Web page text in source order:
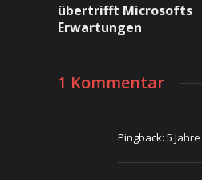
übertrifft Microsofts
Erwartungen
1 Kommentar
Pingback: 5